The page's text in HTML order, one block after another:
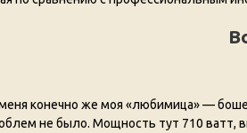
конечно же моя «любимица» —
не было. Мощность тут 710 ватт,